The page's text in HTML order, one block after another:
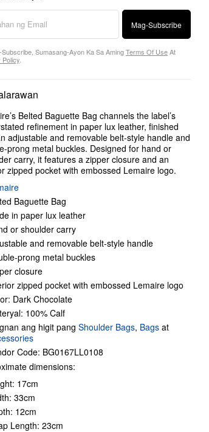
Mag-Subscribe
Subscribe, Sumasang-Ayon Ka Sa AmingTerms Of UseAt
Policy
Belted Baguette Bag channels the label’s
refinement in paper lux leather, finished
adjustable and removable belt-style handle and
prong metal buckles. Designed for hand or
carry, it features a zipper closure and an
zipped pocket with embossed Lemaire logo.
Baguette Bag
in paper lux leather
or shoulder carry
and removable belt-style handle
prong metal buckles
closure
zipped pocket with embossed Lemaire logo
Dark Chocolate
100% Calf
ang higit pang Shoulder Bags, Bags at
Code: BG0167LL0108
dimensions:
17cm
33cm
12cm
Length: 23cm